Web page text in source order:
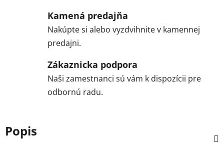
Kamená predajňa
Nakúpte si alebo vyzdvihnite v kamennej
predajni.
Zákaznicka podpora
Naši zamestnanci sú vám k dispozícii pre
odbornú radu.
Popis